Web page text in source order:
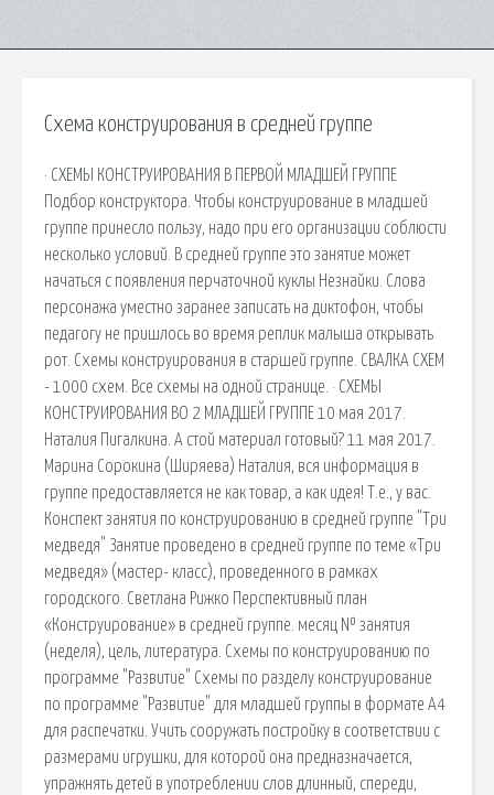
Схема конструирования в средней группе
· СХЕМЫ КОНСТРУИРОВАНИЯ В ПЕРВОЙ МЛАДШЕЙ ГРУППЕ
Подбор конструктора. Чтобы конструирование в младшей
группе принесло пользу, надо при его организации соблюсти
несколько условий. В средней группе это занятие может
начаться с появления перчаточной куклы Незнайки. Слова
персонажа уместно заранее записать на диктофон, чтобы
педагогу не пришлось во время реплик малыша открывать
рот. Схемы конструирования в старшей группе. СВАЛКА СХЕМ
- 1000 схем. Все схемы на одной странице. · СХЕМЫ
КОНСТРУИРОВАНИЯ ВО 2 МЛАДШЕЙ ГРУППЕ 10 мая 2017.
Наталия Пигалкина. А стой материал готовый? 11 мая 2017.
Марина Сорокина (Ширяева) Наталия, вся информация в
группе предоставляется не как товар, а как идея! Т.е., у вас.
Конспект занятия по конструированию в средней группе "Три
медведя" Занятие проведено в средней группе по теме «Три
медведя» (мастер- класс), проведенного в рамках
городского. Светлана Рижко Перспективный план
«Конструирование» в средней группе. месяц № занятия
(неделя), цель, литература. Схемы по конструированию по
программе "Развитие" Схемы по разделу конструирование
по программе "Развитие" для младшей группы в формате А4
для распечатки. Учить сооружать постройку в соответствии с
размерами игрушки, для которой она предназначается,
упражнять детей в употреблении слов длинный, спереди,